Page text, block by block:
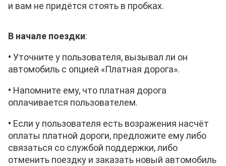
и вам не придётся стоять в пробках.
В начале поездки:
• Уточните у пользователя, вызывал ли он
автомобиль с опцией «Платная дорога».
• Напомните ему, что платная дорога
оплачивается пользователем.
• Если у пользователя есть возражения насчёт
оплаты платной дороги, предложите ему либо
связаться со службой поддержки, либо
отменить поездку и заказать новый автомобиль